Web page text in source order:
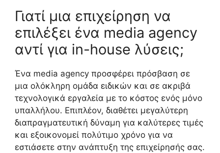
Γιατί μια επιχείρηση να
επιλέξει ένα media agency
αντί για in-house λύσεις;
Ένα media agency προσφέρει πρόσβαση σε
μια ολόκληρη ομάδα ειδικών και σε ακριβά
τεχνολογικά εργαλεία με το κόστος ενός μόνο
υπαλλήλου. Επιπλέον, διαθέτει μεγαλύτερη
διαπραγματευτική δύναμη για καλύτερες τιμές
και εξοικονομεί πολύτιμο χρόνο για να
εστιάσετε στην ανάπτυξη της επιχείρησής σας.